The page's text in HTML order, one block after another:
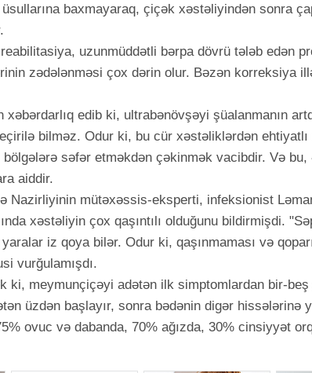
baxmayaraq, çiçək xəstəliyindən sonra
uzunmüddətli bərpa dövrü tələb edən
zədələnməsi çox dərin olur. Bəzən korreksiya
edib ki, ultrabənövşəyi şüalanmanın
bilməz. Odur ki, bu cür xəstəliklərdən ehtiyatlı
səfər etməkdən çəkinmək vacibdir. Və bu,
aiddir.
Nazirliyinin mütəxəssis-eksperti, infeksionist
xəstəliyin çox qaşıntılı olduğunu bildirmişdi.
iz qoya bilər. Odur ki, qaşınmaması və
vurğulamışdı.
ki, meymunçiçəyi adətən ilk simptomlardan bir-beş
üzdən başlayır, sonra bədənin digər hissələrinə
ovuc və dabanda, 70% ağızda, 30% cinsiyyət